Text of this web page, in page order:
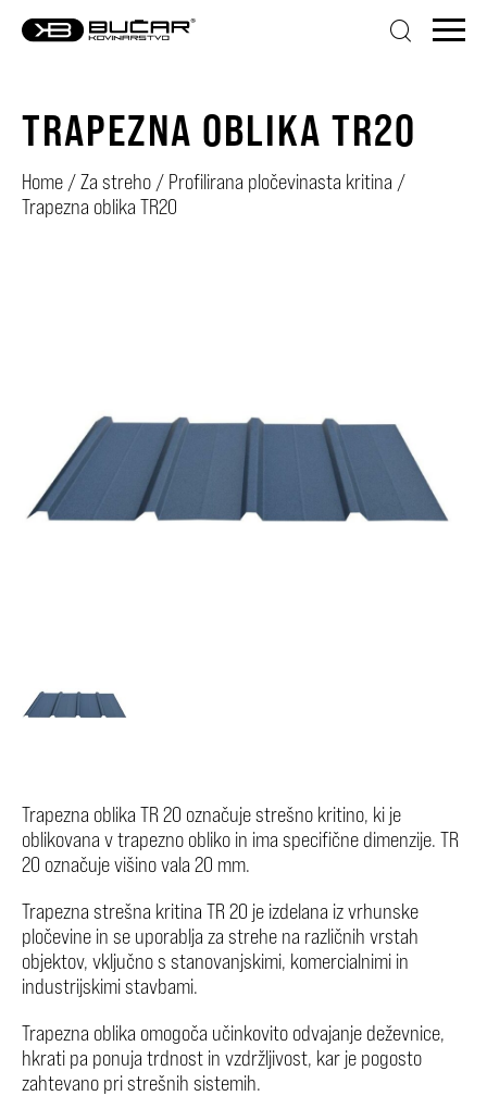
TRAPEZNA OBLIKA TR20
Home /Za streho / Profilirana pločevinasta kritina /
Trapezna oblika TR20
Trapezna oblika TR 20 označuje strešno kritino, ki je
oblikovana v trapezno obliko in ima specifične dimenzije. TR
20 označuje višino vala 20 mm.
Trapezna strešna kritina TR 20 je izdelana iz vrhunske
pločevine in se uporablja za strehe na različnih vrstah
objektov, vključno s stanovanjskimi, komercialnimi in
industrijskimi stavbami.
Trapezna oblika omogoča učinkovito odvajanje deževnice,
hkrati pa ponuja trdnost in vzdržljivost, kar je pogosto
zahtevano pri strešnih sistemih.